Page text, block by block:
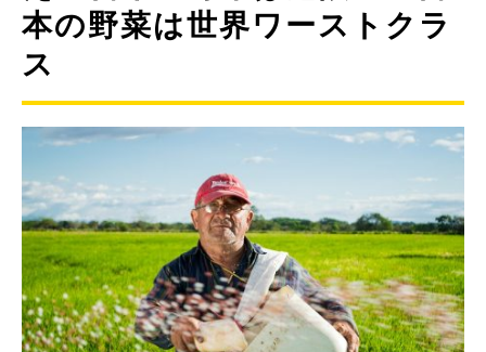
本の野菜は世界ワーストクラ
ス